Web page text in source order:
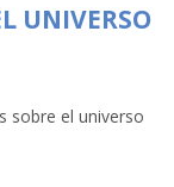
UNIVERSO
sobre el universo